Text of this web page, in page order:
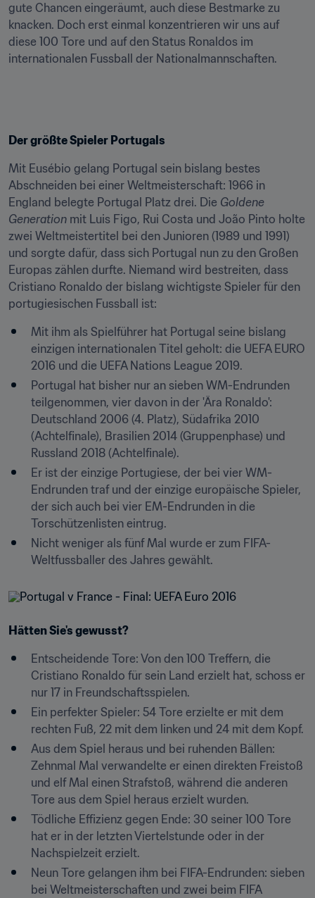
gute Chancen eingeräumt, auch diese Bestmarke zu
knacken. Doch erst einmal konzentrieren wir uns auf
diese 100 Tore und auf den Status Ronaldos im
internationalen Fussball der Nationalmannschaften.
Der größte Spieler Portugals
Mit Eusébio gelang Portugal sein bislang bestes
Abschneiden bei einer Weltmeisterschaft: 1966 in
England belegte Portugal Platz drei. Die Goldene
Generation mit Luis Figo, Rui Costa und João Pinto holte
zwei Weltmeistertitel bei den Junioren (1989 und 1991)
und sorgte dafür, dass sich Portugal nun zu den Großen
Europas zählen durfte. Niemand wird bestreiten, dass
Cristiano Ronaldo der bislang wichtigste Spieler für den
portugiesischen Fussball ist:
Mit ihm als Spielführer hat Portugal seine bislang
einzigen internationalen Titel geholt: die UEFA EURO
2016 und die UEFA Nations League 2019.
Portugal hat bisher nur an sieben WM-Endrunden
teilgenommen, vier davon in der 'Ära Ronaldo':
Deutschland 2006 (4. Platz), Südafrika 2010
(Achtelfinale), Brasilien 2014 (Gruppenphase) und
Russland 2018 (Achtelfinale).
Er ist der einzige Portugiese, der bei vier WM-
Endrunden traf und der einzige europäische Spieler,
der sich auch bei vier EM-Endrunden in die
Torschützenlisten eintrug.
Nicht weniger als fünf Mal wurde er zum FIFA-
Weltfussballer des Jahres gewählt.
Hätten Sie's gewusst?
Entscheidende Tore: Von den 100 Treffern, die
Cristiano Ronaldo für sein Land erzielt hat, schoss er
nur 17 in Freundschaftsspielen.
Ein perfekter Spieler: 54 Tore erzielte er mit dem
rechten Fuß, 22 mit dem linken und 24 mit dem Kopf.
Aus dem Spiel heraus und bei ruhenden Bällen:
Zehnmal Mal verwandelte er einen direkten Freistoß
und elf Mal einen Strafstoß, während die anderen
Tore aus dem Spiel heraus erzielt wurden.
Tödliche Effizienz gegen Ende: 30 seiner 100 Tore
hat er in der letzten Viertelstunde oder in der
Nachspielzeit erzielt.
Neun Tore gelangen ihm bei FIFA-Endrunden: sieben
bei Weltmeisterschaften und zwei beim FIFA